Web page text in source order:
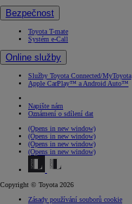
Bezpečnost
Toyota T-mate
Systém e-Call
Online služby
Služby Toyota Connected/MyToyota
Apple CarPlay™ a Android Auto™
Napište nám
Oznámení o sdílení dat
(Opens in new window)
(Opens in new window)
(Opens in new window)
(Opens in new window)
Copyright © Toyota 2026
Zásady používání souborů cookie